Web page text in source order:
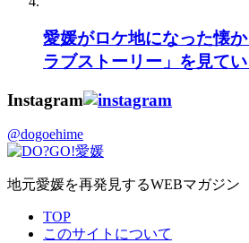
愛媛がロケ地になった懐
ラブストーリー」を見て
Instagram
@dogoehime
地元愛媛を再発見するWEBマガジン
TOP
このサイトについて